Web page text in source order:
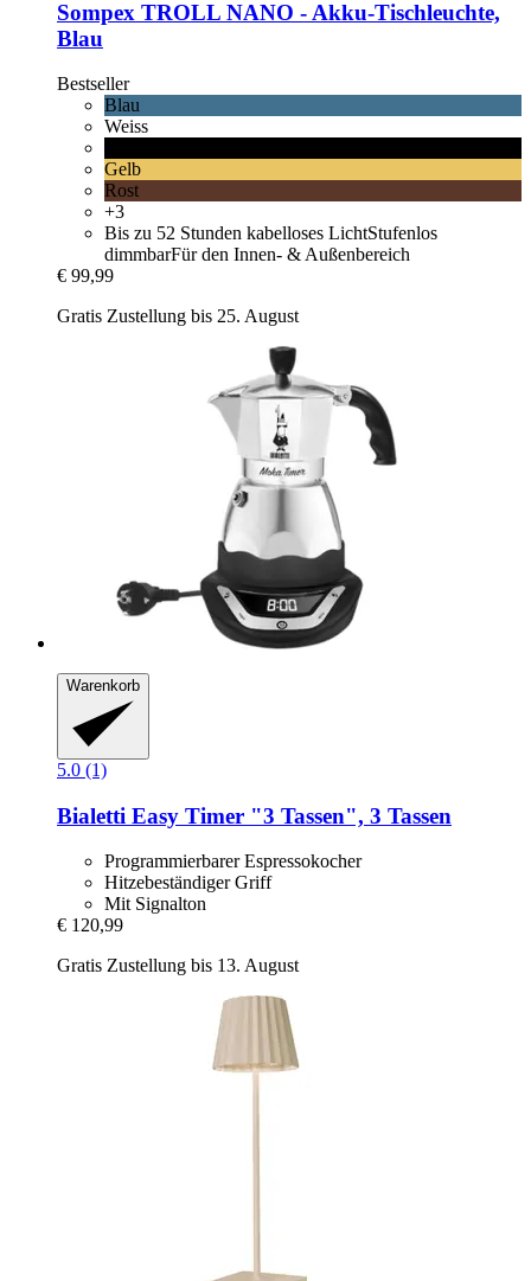
Sompex TROLL NANO -​ Akku-​Tischleuchte,
Blau
Bestseller
Blau
Weiss
Gelb
Rost
+3
Bis zu 52 Stunden kabelloses LichtStufenlos
dimmbarFür den Innen- & Außenbereich
€ 99,99
Gratis Zustellung bis 25. August
Warenkorb
5.0 (1)
Bialetti Easy Timer "3 Tassen", 3 Tassen
Programmierbarer Espressokocher
Hitzebeständiger Griff
Mit Signalton
€ 120,99
Gratis Zustellung bis 13. August